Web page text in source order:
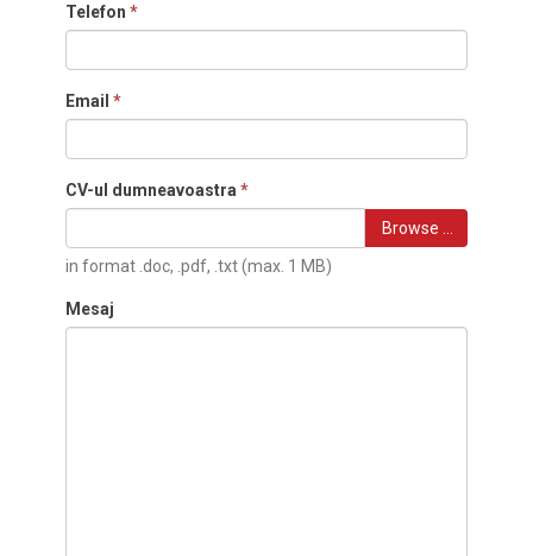
Telefon *
Email *
CV-ul dumneavoastra *
Browse …
in format .doc, .pdf, .txt (max. 1 MB)
Mesaj